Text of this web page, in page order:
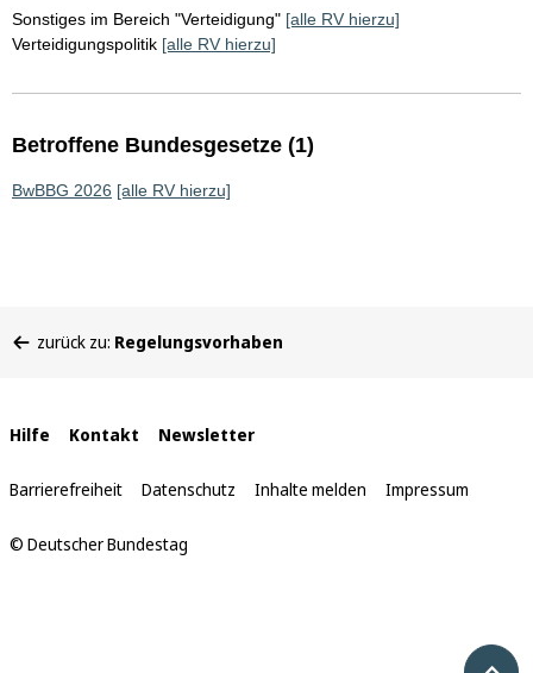
Sonstiges im Bereich "Verteidigung" [alle RV hierzu]
Verteidigungspolitik [alle RV hierzu]
Betroffene Bundesgesetze (1)
BwBBG 2026 [alle RV hierzu]
befinden
zurück zu: Regelungsvorhaben
Interne
Links
Hilfe Kontakt Newsletter
Barrierefreiheit Datenschutz Inhalte melden Impressum
© Deutscher Bundestag